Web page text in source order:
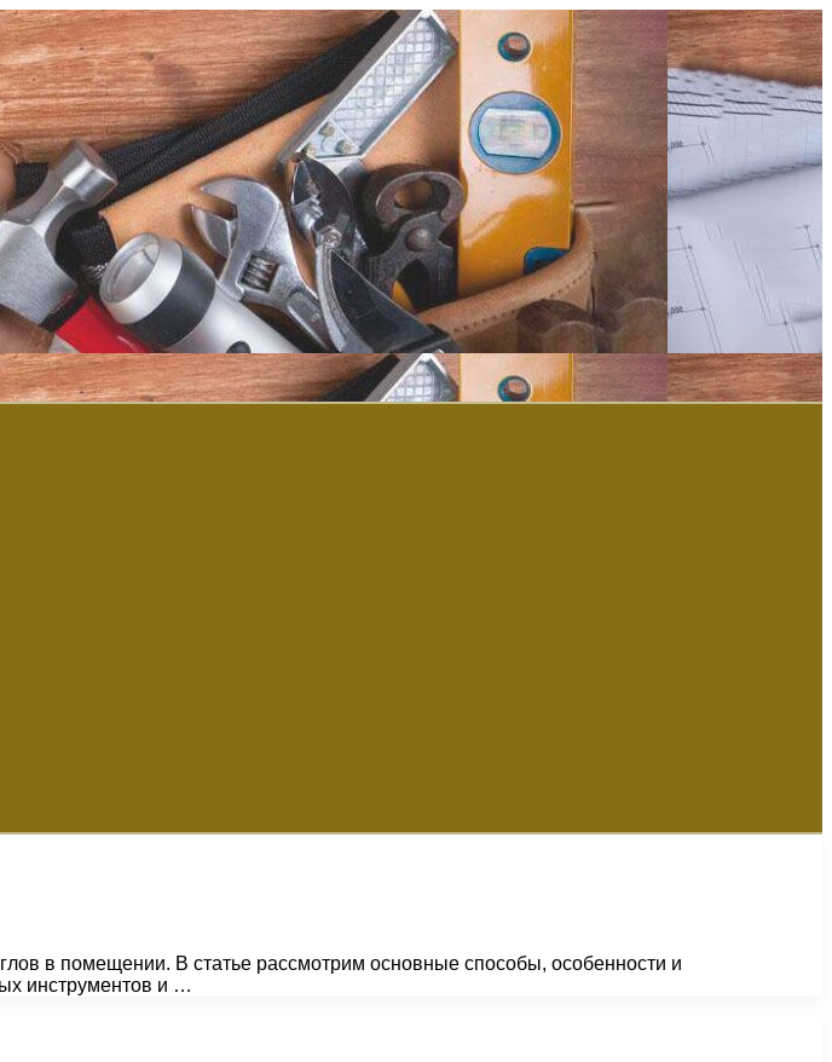
в помещении. В статье рассмотрим основные способы, особенности и
инструментов и …